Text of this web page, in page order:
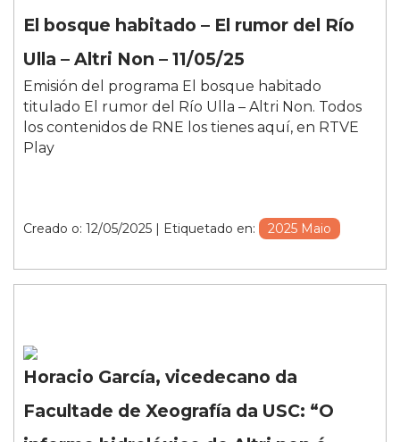
El bosque habitado – El rumor del Río
Ulla – Altri Non – 11/05/25
Emisión del programa El bosque habitado
titulado El rumor del Río Ulla – Altri Non. Todos
los contenidos de RNE los tienes aquí, en RTVE
Play
Creado o: 12/05/2025 | Etiquetado en: 2025 Maio
Horacio García, vicedecano da
Facultade de Xeografía da USC: “O